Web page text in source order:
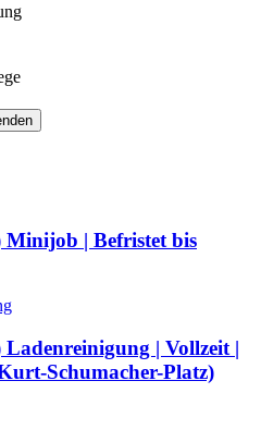
| Befristet bis
| Vollzeit |
Schumacher-Platz)